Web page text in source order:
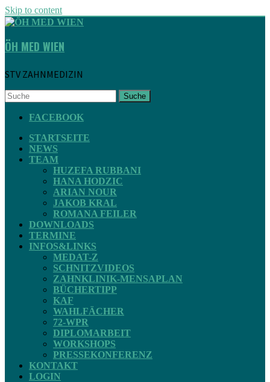
Skip to content
ÖH MED WIEN
STV ZAHNMEDIZIN
Suche
FACEBOOK
STARTSEITE
NEWS
TEAM
HUZEFA RUBBANI
HANA HODZIC
ARIAN NOUR
JAKOB KRAL
ROMANA FEILER
DOWNLOADS
TERMINE
INFOS&LINKS
MEDAT-Z
SCHNITZVIDEOS
ZAHNKLINIK-MENSAPLAN
BÜCHERTIPP
KAF
WAHLFÄCHER
72-WPR
DIPLOMARBEIT
WORKSHOPS
PRESSEKONFERENZ
KONTAKT
LOGIN